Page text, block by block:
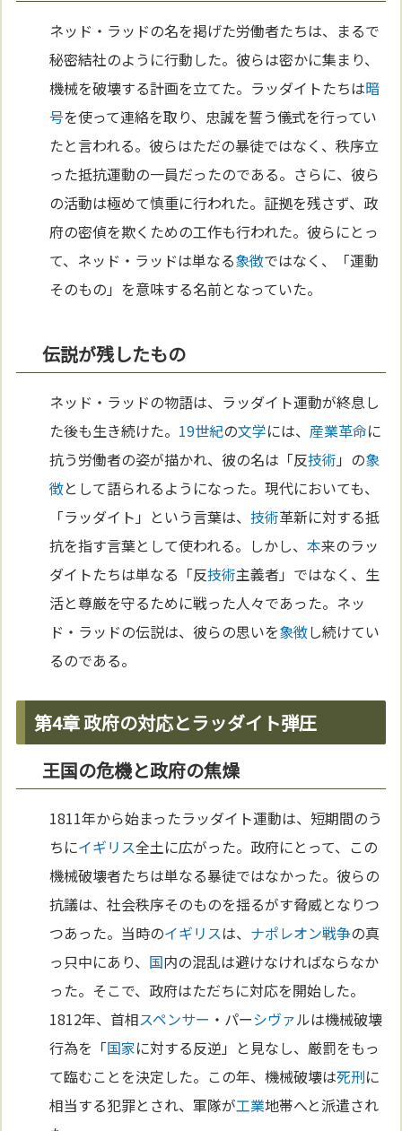
ネッド・ラッドの名を掲げた労働者たちは、まるで
秘密結社のように行動した。彼らは密かに集まり、
機械を破壊する計画を立てた。ラッダイトたちは暗
号を使って連絡を取り、忠誠を誓う儀式を行ってい
たと言われる。彼らはただの暴徒ではなく、秩序立
った抵抗運動の一員だったのである。さらに、彼ら
の活動は極めて慎重に行われた。証拠を残さず、政
府の密偵を欺くための工作も行われた。彼らにとっ
て、ネッド・ラッドは単なる象徴ではなく、「運動
そのもの」を意味する名前となっていた。
伝説が残したもの
ネッド・ラッドの物語は、ラッダイト運動が終息し
た後も生き続けた。 19世紀の文学には、産業革命に
抗う労働者の姿が描かれ、彼の名は「反技術 」の象
徴として語られるようになった。現代においても、
「ラッダイト」という言葉は、技術革新に対する抵
抗を指す言葉として使われる。しかし、本来のラッ
ダイトたちは単なる「反技術主義者」ではなく、生
活と尊厳を守るために戦った人々であった。ネッ
ド・ラッドの伝説は、彼らの思いを象徴し続けてい
るのである。
第4章 政府の対応とラッダイト弾圧
王国の危機と政府の焦燥
1811年から始まったラッダイト運動は、短期間のう
ちにイギリス全土に広がった。政府にとって、この
機械破壊者たちは単なる暴徒ではなかった。彼らの
抗議は、社会秩序そのものを揺るがす脅威となりつ
つあった。当時のイギリスは、 ナポレオン戦争の真
っ只中にあり、 国内の混乱は避けなければならなか
った。そこで、政府はただちに対応を開始した。
1812年、首相スペンサー ・パーシヴァルは機械破壊
行為を「国家に対する反逆」と見なし、厳罰をもっ
て臨むことを決定した。この年、機械破壊は死刑に
相当する犯罪とされ、軍隊が工業地帯へと派遣され